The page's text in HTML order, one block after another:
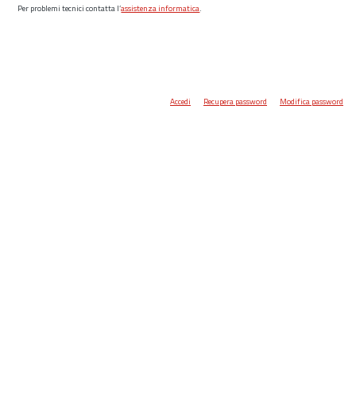
Per problemi tecnici contatta l’assistenza informatica.
Accedi Recupera password Modifica password